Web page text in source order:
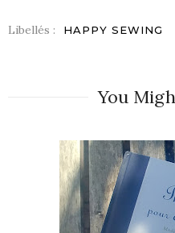
Libellés : HAPPY SEWING
You